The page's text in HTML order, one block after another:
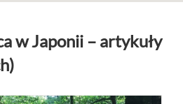
w Japonii – artykuły